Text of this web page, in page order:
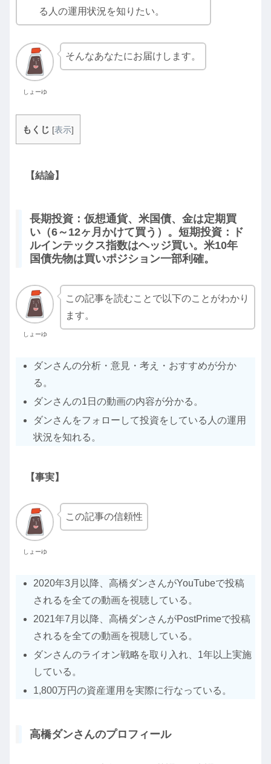
る人の運用状況を知りたい。
しょーゆ
そんなあなたにお届けします。
もくじ [表示]
【結論】
長期投資：仮想通貨、米国債、金は定期買
い（6～12ヶ月かけて買う）。短期投資：ド
ルインテックス指数はヘッジ買い。米10年
国債先物は買いポジション一部利確。
しょーゆ
この記事を読むことで以下のことがわかり
ます。
ダンさんの分析・意見・考え・おすすめが分か
る。
ダンさんの1日の動画の内容が分かる。
ダンさんをフォローして投資をしている人の運用
状況を知れる。
【事実】
しょーゆ
この記事の信頼性
2020年3月以降、高橋ダンさんがYouTubeで投稿
されるを全ての動画を視聴している。
2021年7月以降、高橋ダンさんがPostPrimeで投稿
されるを全ての動画を視聴している。
ダンさんのライオン戦略を取り入れ、1年以上実施
している。
1,800万円の資産運用を実際に行なっている。
高橋ダンさんのプロフィール